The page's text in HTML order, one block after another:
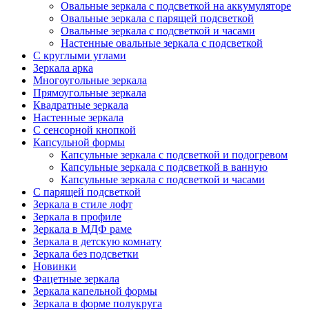
Овальные зеркала с подсветкой на аккумуляторе
Овальные зеркала с парящей подсветкой
Овальные зеркала с подсветкой и часами
Настенные овальные зеркала с подсветкой
С круглыми углами
Зеркала арка
Многоугольные зеркала
Прямоугольные зеркала
Квадратные зеркала
Настенные зеркала
С сенсорной кнопкой
Капсульной формы
Капсульные зеркала с подсветкой и подогревом
Капсульные зеркала с подсветкой в ванную
Капсульные зеркала с подсветкой и часами
С парящей подсветкой
Зеркала в стиле лофт
Зеркала в профиле
Зеркала в МДФ раме
Зеркала в детскую комнату
Зеркала без подсветки
Новинки
Фацетные зеркала
Зеркала капельной формы
Зеркала в форме полукруга